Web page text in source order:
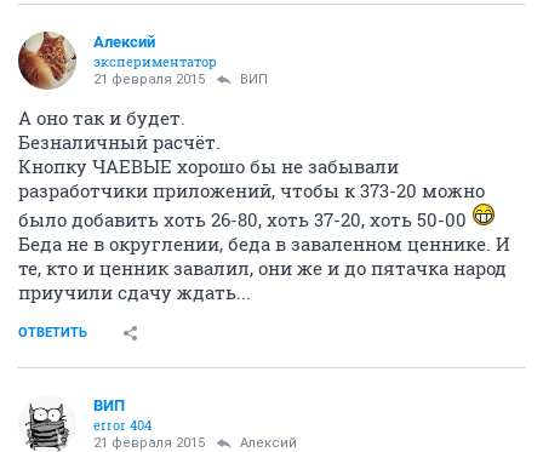
Алексий
экспериментатор
21 февраля 2015 ВИП
А оно так и будет.
Безналичный расчёт.
Кнопку ЧАЕВЫЕ хорошо бы не забывали
разработчики приложений, чтобы к 373-20 можно
было добавить хоть 26-80, хоть 37-20, хоть 50-00
Беда не в округлении, беда в заваленном ценнике. И
те, кто и ценник завалил, они же и до пятачка народ
приучили сдачу ждать...
ОТВЕТИТЬ
ВИП
error 404
21 февраля 2015 Алексий